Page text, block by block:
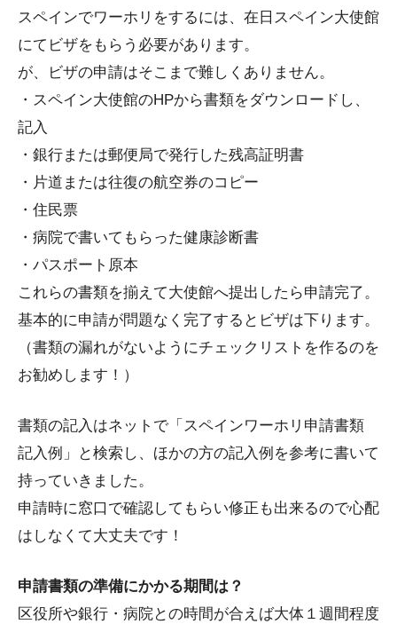
スペインでワーホリをするには、在日スペイン大使館
にてビザをもらう必要があります。
が、ビザの申請はそこまで難しくありません。
・スペイン大使館のHPから書類をダウンロードし、
記入
・銀行または郵便局で発行した残高証明書
・片道または往復の航空券のコピー
・住民票
・病院で書いてもらった健康診断書
・パスポート原本
これらの書類を揃えて大使館へ提出したら申請完了。
基本的に申請が問題なく完了するとビザは下ります。
（書類の漏れがないようにチェックリストを作るのを
お勧めします！）
書類の記入はネットで「スペインワーホリ申請書類
記入例」と検索し、ほかの方の記入例を参考に書いて
持っていきました。
申請時に窓口で確認してもらい修正も出来るので心配
はしなくて大丈夫です！
申請書類の準備にかかる期間は？
区役所や銀行・病院との時間が合えば大体１週間程度